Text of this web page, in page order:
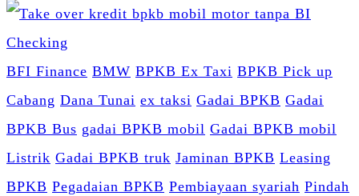
BFI Finance BMW BPKB Ex Taxi BPKB Pick up
Cabang Dana Tunai ex taksi Gadai BPKB Gadai
BPKB Bus gadai BPKB mobil Gadai BPKB mobil
Listrik Gadai BPKB truk Jaminan BPKB Leasing
BPKB Pegadaian BPKB Pembiayaan syariah Pindah